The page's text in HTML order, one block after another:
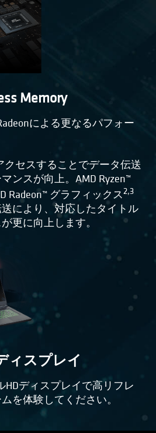
Memory
による更なるパフォー
クセスすることでデータ伝送
ンスが向上。AMD Ryzen™
Radeon™ グラフィックス2,3
により、対応したタイトル
更に向上します。
ィスプレイ
HDディスプレイで高リフレ
を体験してください。